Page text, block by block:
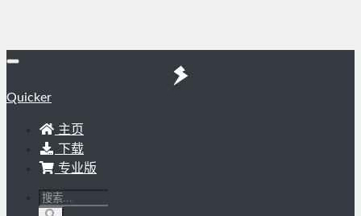
Quicker
主页
下载
专业版